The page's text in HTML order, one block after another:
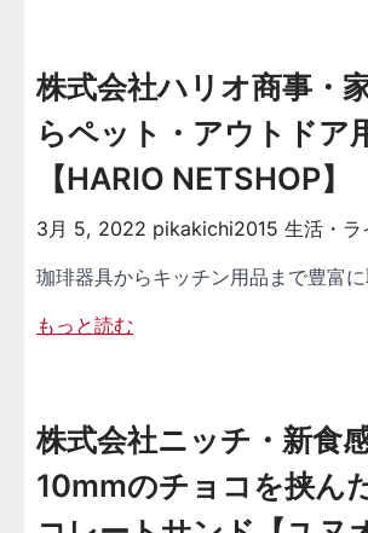
株式会社ハリオ商事・
らペット・アウトドア
【HARIO NETSHOP】
3月 5, 2022 pikakichi2015 生活・ラ
珈琲器具からキッチン用品まで豊富
もっと読む
株式会社ニッチ・新食
10mmのチョコを挟ん